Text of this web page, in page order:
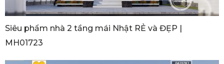
Siêu phẩm nhà 2 tầng mái Nhật RẺ và ĐẸP |
MH01723